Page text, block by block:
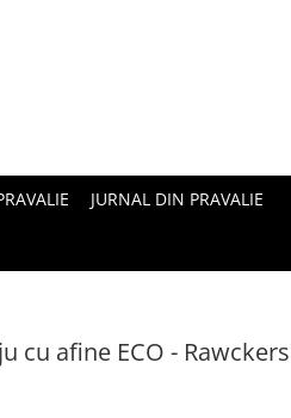
JURNAL DIN PRAVALIE
cu afine ECO - Rawckers